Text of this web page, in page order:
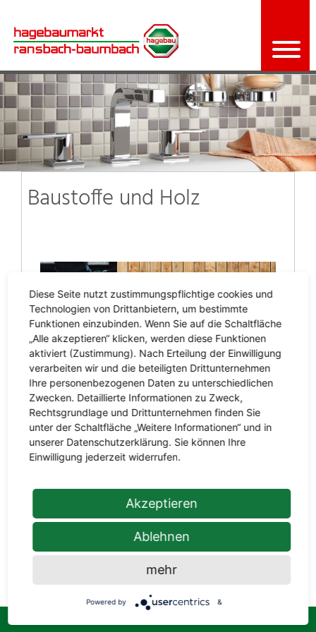
Baustoffe und Holz
Wenn es ums Bauen, Renovieren, Sanieren
oder kleinere Reparaturen geht, sind Sie bei
richtigen Stelle. Für den Innenausbau, die
Dämmung, Böden und Außenbereiche
haben wir viele Hölzer und Baustoffe auf
Lager.
Diese Seite nutzt zustimmungspflichtige cookies und
Technologien von Drittanbietern, um bestimmte
Funktionen einzubinden. Wenn Sie auf die Schaltfläche
„Alle akzeptieren“ klicken, werden diese Funktionen
aktiviert (Zustimmung). Nach Erteilung der Einwilligung
verarbeiten wir und die beteiligten Drittunternehmen
Ihre personenbezogenen Daten zu unterschiedlichen
Zwecken. Detaillierte Informationen zu Zweck,
Rechtsgrundlage und Drittunternehmen finden Sie
unter der Schaltfläche „Weitere Informationen“ und in
unserer Datenschutzerklärung. Sie können Ihre
Einwilligung jederzeit widerrufen.
Akzeptieren
Ablehnen
mehr
Powered by &